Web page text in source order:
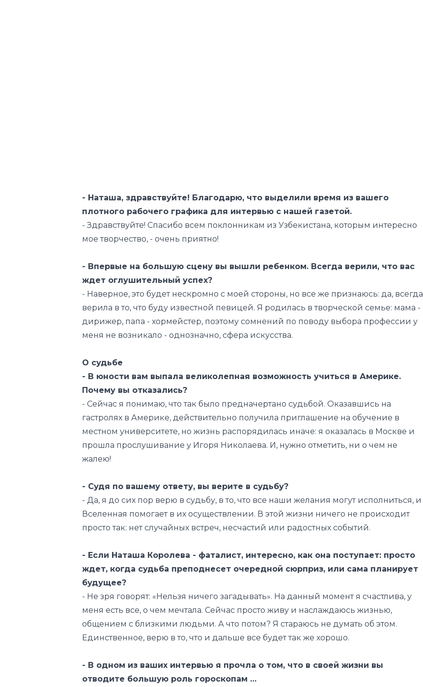
- Наташа, здравствуйте! Благодарю, что выделили время из вашего
плотного рабочего графика для интервью с нашей газетой.
- Здравствуйте! Спасибо всем поклонникам из Узбекистана, которым интересно
мое творчество, - очень приятно!
- Впервые на большую сцену вы вышли ребенком. Всегда верили, что вас
ждет оглушительный успех?
- Наверное, это будет нескромно с моей стороны, но все же признаюсь: да, всегда
верила в то, что буду известной певицей. Я родилась в творческой семье: мама -
дирижер, папа - хормейстер, поэтому сомнений по поводу выбора профессии у
меня не возникало - однозначно, сфера искусства.
О судьбе
- В юности вам выпала великолепная возможность учиться в Америке.
Почему вы отказались?
- Сейчас я понимаю, что так было предначертано судьбой. Оказавшись на
гастролях в Америке, действительно получила приглашение на обучение в
местном университете, но жизнь распорядилась иначе: я оказалась в Москве и
прошла прослушивание у Игоря Николаева. И, нужно отметить, ни о чем не
жалею!
- Судя по вашему ответу, вы верите в судьбу?
- Да, я до сих пор верю в судьбу, в то, что все наши желания могут исполниться, и
Вселенная помогает в их осуществлении. В этой жизни ничего не происходит
просто так: нет случайных встреч, несчастий или радостных событий.
- Если Наташа Королева - фаталист, интересно, как она поступает: просто
ждет, когда судьба преподнесет очередной сюрприз, или сама планирует
будущее?
- Не зря говорят: «Нельзя ничего загадывать». На данный момент я счастлива, у
меня есть все, о чем мечтала. Сейчас просто живу и наслаждаюсь жизнью,
общением с близкими людьми. А что потом? Я стараюсь не думать об этом.
Единственное, верю в то, что и дальше все будет так же хорошо.
- В одном из ваших интервью я прочла о том, что в своей жизни вы
отводите большую роль гороскопам …